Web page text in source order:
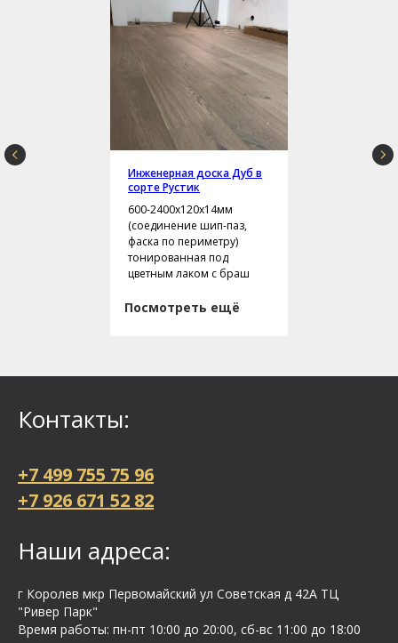
Инженерная доска Дуб в
сорте Рустик
600-2400х120х14мм
(соединение шип-паз,
фаска по периметру)
тонированная под
цветным лаком с браш
Посмотреть ещё
Контакты:
+7 499 755 75 96
+7 926 671 52 82
Наши адреса:
г Королев мкр Первомайский ул Cоветская д 42А ТЦ
"Ривер Парк"
Время работы: пн-пт 10:00 до 20:00, сб-вс 11:00 до 18:00